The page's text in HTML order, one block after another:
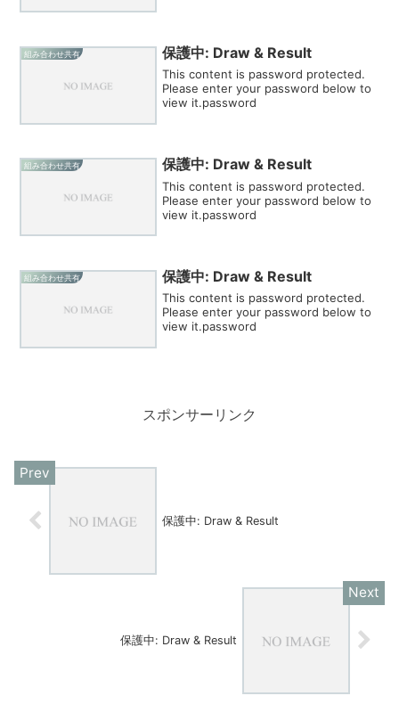
組み合わせ共有 保護中: Draw & Result
This content is password protected.
Please enter your password below to
view it.password
組み合わせ共有 保護中: Draw & Result
This content is password protected.
Please enter your password below to
view it.password
組み合わせ共有 保護中: Draw & Result
This content is password protected.
Please enter your password below to
view it.password
スポンサーリンク
保護中: Draw & Result
保護中: Draw & Result